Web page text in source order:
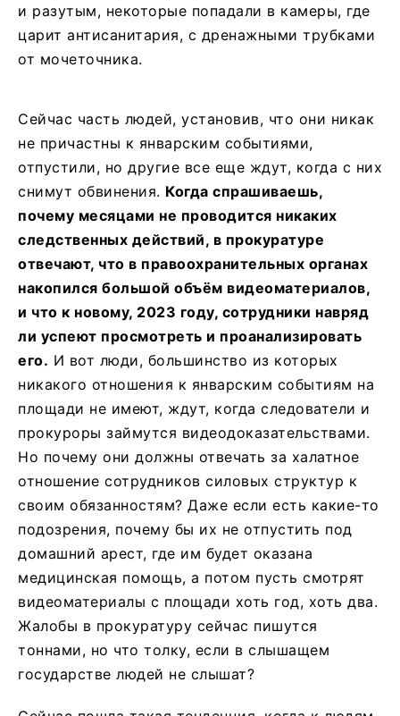
и разутым, некоторые попадали в камеры, где
царит антисанитария, с дренажными трубками
от мочеточника.
Сейчас часть людей, установив, что они никак
не причастны к январским событиями,
отпустили, но другие все еще ждут, когда с них
снимут обвинения. Когда спрашиваешь,
почему месяцами не проводится никаких
следственных действий, в прокуратуре
отвечают, что в правоохранительных органах
накопился большой объём видеоматериалов,
и что к новому, 2023 году, сотрудники навряд
ли успеют просмотреть и проанализировать
его. И вот люди, большинство из которых
никакого отношения к январским событиям на
площади не имеют, ждут, когда следователи и
прокуроры займутся видеодоказательствами.
Но почему они должны отвечать за халатное
отношение сотрудников силовых структур к
своим обязанностям? Даже если есть какие-то
подозрения, почему бы их не отпустить под
домашний арест, где им будет оказана
медицинская помощь, а потом пусть смотрят
видеоматериалы с площади хоть год, хоть два.
Жалобы в прокуратуру сейчас пишутся
тоннами, но что толку, если в слышащем
государстве людей не слышат?